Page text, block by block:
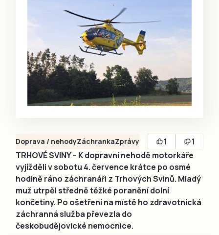
Doprava / nehodyZáchrankaZprávy 1
1
TRHOVÉ SVINY – K dopravní nehodě motorkáře
vyjížděli v sobotu 4. července krátce po osmé
hodině ráno záchranáři z Trhových Svinů. Mladý
muž utrpěl středně těžké poranění dolní
končetiny. Po ošetření na místě ho zdravotnická
záchranná služba převezla do
českobudějovické nemocnice.